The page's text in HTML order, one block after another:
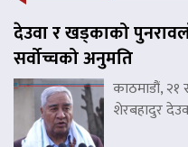
देउवा र खड्काको
सर्वोच्चको अनुमति
काठमाडौं, २१
शेरबहादुर